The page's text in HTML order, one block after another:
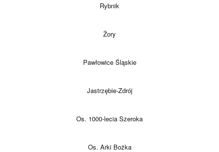
Rybnik
Żory
Pawłowice Śląskie
Jastrzębie-Zdrój
Os. 1000-lecia Szeroka
Os. Arki Bożka